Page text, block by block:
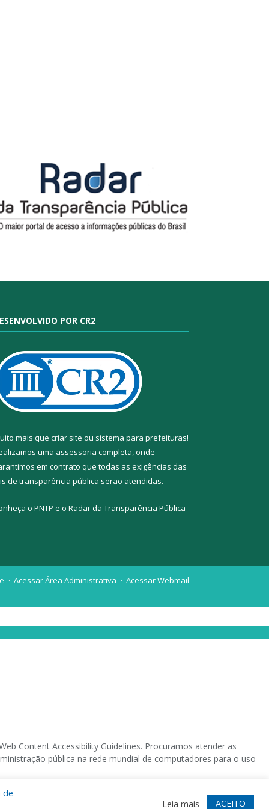
POR CR2
mais que criar site ou sistema para prefeituras!
uma assessoria completa, onde
em contrato que todas as exigências das
de transparência pública serão atendidas.
o PNTP e o Radar da Transparência Pública
Acessar Área Administrativa Acessar Webmail
de
Leia mais ACEITO
Content Accessibility Guidelines. Procuramos atender as
pública na rede mundial de computadores para o uso
operacional destinado deficientes visuais.